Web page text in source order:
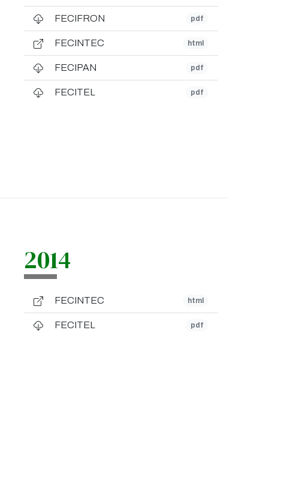
FECIFRON pdf
FECINTEC html
FECIPAN pdf
FECITEL pdf
2014
FECINTEC html
FECITEL pdf